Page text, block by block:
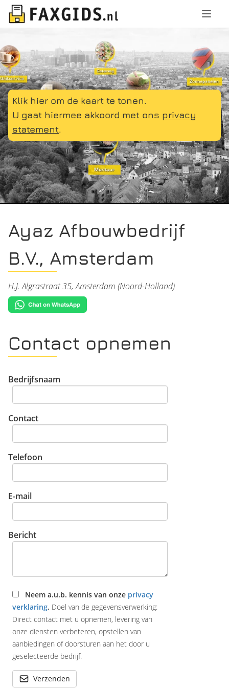
Klik hier om de kaart te tonen.
U gaat hiermee akkoord met ons privacy
statement.
Ayaz Afbouwbedrijf
B.V., Amsterdam
H.J. Algrastraat 35, Amsterdam (Noord-Holland)
Contact opnemen
Bedrijfsnaam
Contact
Telefoon
E-mail
Bericht
Neem a.u.b. kennis van onze privacy
verklaring. Doel van de gegevensverwerking:
Direct contact met u opnemen, levering van
onze diensten verbeteren, opstellen van
aanbiedingen of doorsturen aan het door u
geselecteerde bedrijf.
Verzenden